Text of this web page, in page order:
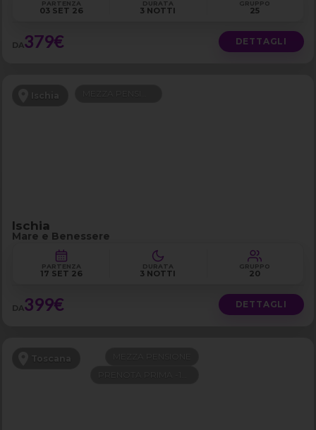
PARTENZA
03 SET 26
DURATA
3 NOTTI
GRUPPO
25
DA379€ DETTAGLI
Ischia
Ischia
Mare e Benessere
PARTENZA
17 SET 26
DURATA
3 NOTTI
GRUPPO
20
DA399€ DETTAGLI
Toscana